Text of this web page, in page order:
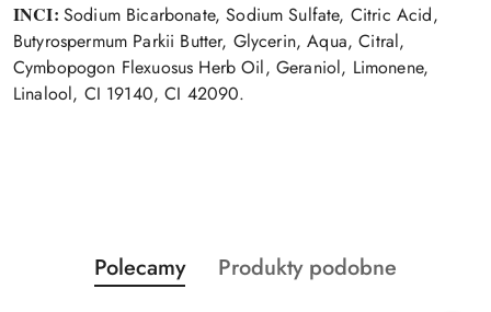
INCI: Sodium Bicarbonate, Sodium Sulfate, Citric Acid,
Butyrospermum Parkii Butter, Glycerin, Aqua, Citral,
Cymbopogon Flexuosus Herb Oil, Geraniol, Limonene,
Linalool, CI 19140, CI 42090.
Pomiń karuzelę produktów
Produkty
o
Polecamy
Produkty
Produkty podobne